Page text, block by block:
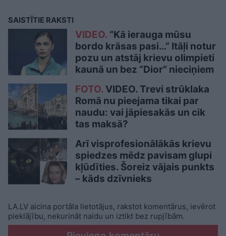
SAISTĪTIE RAKSTI
VIDEO. “Kā ierauga mūsu
bordo krāsas pasi…” Itāļi notur
pozu un atstāj krievu olimpieti
kaunā un bez “Dior” nieciņiem
FOTO. VIDEO. Trevi strūklaka
Romā nu pieejama tikai par
naudu: vai jāpiesakās un cik
tas maksā?
Arī visprofesionālākās krievu
spiedzes mēdz pavisam glupi
kļūdīties. Šoreiz vājais punkts
– kāds dzīvnieks
LA.LV aicina portāla lietotājus, rakstot komentārus, ievērot
pieklājību, nekurināt naidu un iztikt bez rupjībām.